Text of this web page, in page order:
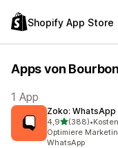
Shopify App Store
Apps von
1 App
Zoko:
4,9von 5 Sternen
(388)
388 Rezensionen
•
Optimiere
WhatsApp